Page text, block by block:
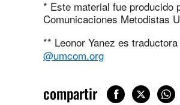
* Este material fue producido
Comunicaciones Metodistas
** Leonor Yanez es
@umcom.org
compartir